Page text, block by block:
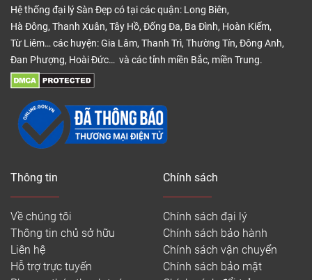
Hệ thống đại lý Sàn Đẹp có tại các quận: Long Biên,
Hà Đông, Thanh Xuân, Tây Hồ, Đống Đa, Ba Đình, Hoàn Kiếm,
Từ Liêm… các huyện: Gia Lâm, Thanh Trì, Thường Tín, Đông Anh,
Đan Phượng, Hoài Đức… và các tỉnh miền Bắc, miền Trung.
Thông tin
Về chúng tôi
Thông tin chủ sở hữu
Liên hệ
Hỗ trợ trực tuyến
Chính sách
Chính sách đại lý
Chính sách bảo hành
Chính sách vận chuyển
Chính sách bảo mật